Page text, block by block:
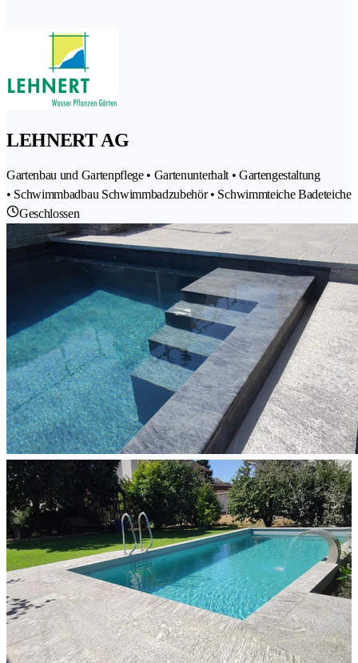
LEHNERT AG
Gartenbau und Gartenpflege • Gartenunterhalt • Gartengestaltung
• Schwimmbadbau Schwimmbadzubehör • Schwimmteiche Badeteiche
Geschlossen